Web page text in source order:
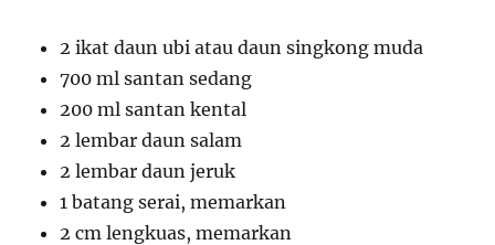
2 ikat daun ubi atau daun singkong muda
700 ml santan sedang
200 ml santan kental
2 lembar daun salam
2 lembar daun jeruk
1 batang serai, memarkan
2 cm lengkuas, memarkan